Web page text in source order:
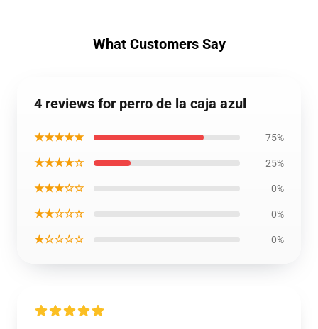
What Customers Say
4 reviews for perro de la caja azul
★★★★★ 75%
★★★★☆ 25%
★★★☆☆ 0%
★★☆☆☆ 0%
★☆☆☆☆ 0%